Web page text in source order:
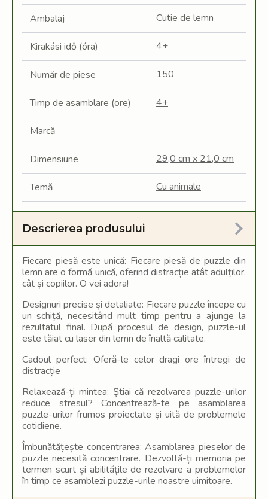
Ambalaj Cutie de lemn
Kirakási idő (óra) 4+
Număr de piese 150
Timp de asamblare (ore) 4+
Marcă
Dimensiune 29,0 cm x 21,0 cm
Temă Cu animale
Descrierea produsului
Fiecare piesă este unică: Fiecare piesă de puzzle din
lemn are o formă unică, oferind distracție atât adulților,
cât și copiilor. O vei adora!
Designuri precise și detaliate: Fiecare puzzle începe cu
un schiță, necesitând mult timp pentru a ajunge la
rezultatul final. După procesul de design, puzzle-ul
este tăiat cu laser din lemn de înaltă calitate.
Cadoul perfect: Oferă-le celor dragi ore întregi de
distracție
Relaxează-ți mintea: Știai că rezolvarea puzzle-urilor
reduce stresul? Concentrează-te pe asamblarea
puzzle-urilor frumos proiectate și uită de problemele
cotidiene.
Îmbunătățește concentrarea: Asamblarea pieselor de
puzzle necesită concentrare. Dezvoltă-ți memoria pe
termen scurt și abilitățile de rezolvare a problemelor
în timp ce asamblezi puzzle-urile noastre uimitoare.